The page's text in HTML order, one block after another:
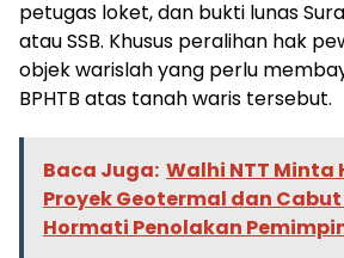
petugas loket, dan bukti lunas
atau SSB. Khusus peralihan hak
objek warislah yang perlu
BPHTB atas tanah waris tersebut.
Baca Juga: Walhi NTT Minta
Proyek Geotermal dan Cabut
Hormati Penolakan